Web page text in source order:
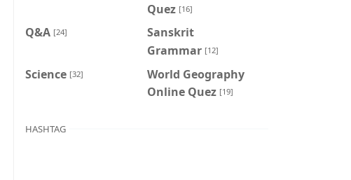
Quez [16]
Q&A [24]
Sanskrit
Grammar [12]
Science [32]
World Geography
Online Quez [19]
HASHTAG